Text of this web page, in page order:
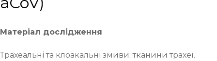
Матеріал дослідження
Трахеальні та клоакальні змиви; тканини трахеї,